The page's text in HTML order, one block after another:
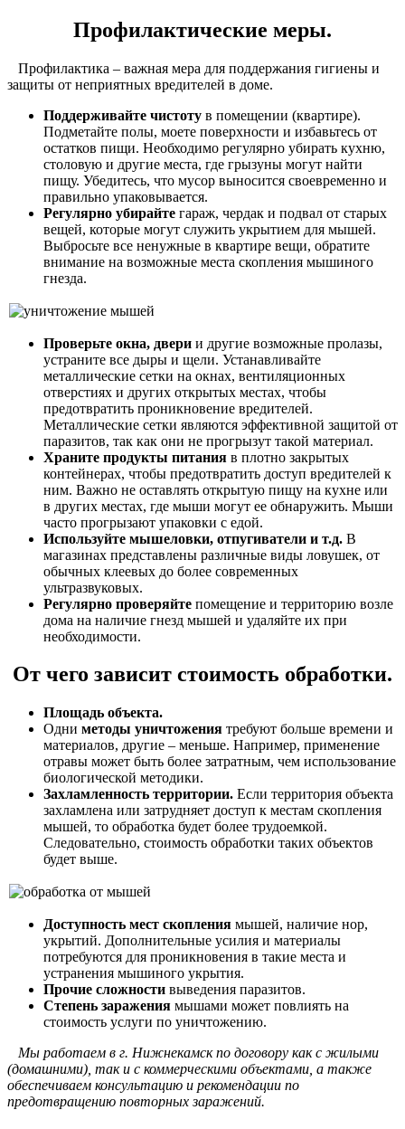
Профилактические меры.
Профилактика – важная мера для поддержания гигиены и
защиты от неприятных вредителей в доме.
Поддерживайте чистоту в помещении (квартире).
Подметайте полы, моете поверхности и избавьтесь от
остатков пищи. Необходимо регулярно убирать кухню,
столовую и другие места, где грызуны могут найти
пищу. Убедитесь, что мусор выносится своевременно и
правильно упаковывается.
Регулярно убирайте гараж, чердак и подвал от старых
вещей, которые могут служить укрытием для мышей.
Выбросьте все ненужные в квартире вещи, обратите
внимание на возможные места скопления мышиного
гнезда.
Проверьте окна, двери и другие возможные пролазы,
устраните все дыры и щели. Устанавливайте
металлические сетки на окнах, вентиляционных
отверстиях и других открытых местах, чтобы
предотвратить проникновение вредителей.
Металлические сетки являются эффективной защитой от
паразитов, так как они не прогрызут такой материал.
Храните продукты питания в плотно закрытых
контейнерах, чтобы предотвратить доступ вредителей к
ним. Важно не оставлять открытую пищу на кухне или
в других местах, где мыши могут ее обнаружить. Мыши
часто прогрызают упаковки с едой.
Используйте мышеловки, отпугиватели и т.д. В
магазинах представлены различные виды ловушек, от
обычных клеевых до более современных
ультразвуковых.
Регулярно проверяйте помещение и территорию возле
дома на наличие гнезд мышей и удаляйте их при
необходимости.
От чего зависит стоимость обработки.
Площадь объекта.
Одни методы уничтожения требуют больше времени и
материалов, другие – меньше. Например, применение
отравы может быть более затратным, чем использование
биологической методики.
Захламленность территории. Если территория объекта
захламлена или затрудняет доступ к местам скопления
мышей, то обработка будет более трудоемкой.
Следовательно, стоимость обработки таких объектов
будет выше.
Доступность мест скопления мышей, наличие нор,
укрытий. Дополнительные усилия и материалы
потребуются для проникновения в такие места и
устранения мышиного укрытия.
Прочие сложности выведения паразитов.
Степень заражения мышами может повлиять на
стоимость услуги по уничтожению.
Мы работаем в г. Нижнекамск по договору как с жилыми
(домашними), так и с коммерческими объектами, а также
обеспечиваем консультацию и рекомендации по
предотвращению повторных заражений.